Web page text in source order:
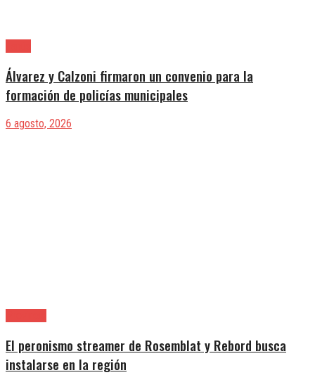
Álvarez y Calzoni firmaron un convenio para la
formación de policías municipales
6 agosto, 2026
El peronismo streamer de Rosemblat y Rebord busca
instalarse en la región